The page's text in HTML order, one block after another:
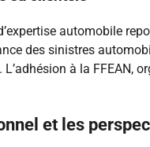
automobile
des sinistres
à la FFEAN,
et les